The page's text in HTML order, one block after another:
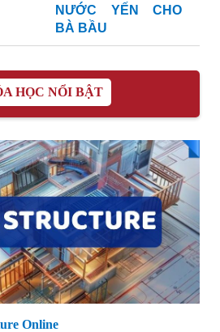
NƯỚC YẾN CHO
BÀ BẦU
HỌC NỔI BẬT
Online